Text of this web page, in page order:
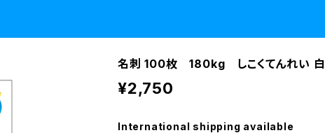
名刺 100枚 180kg しこくてんれい 白
¥2,750
International shipping available